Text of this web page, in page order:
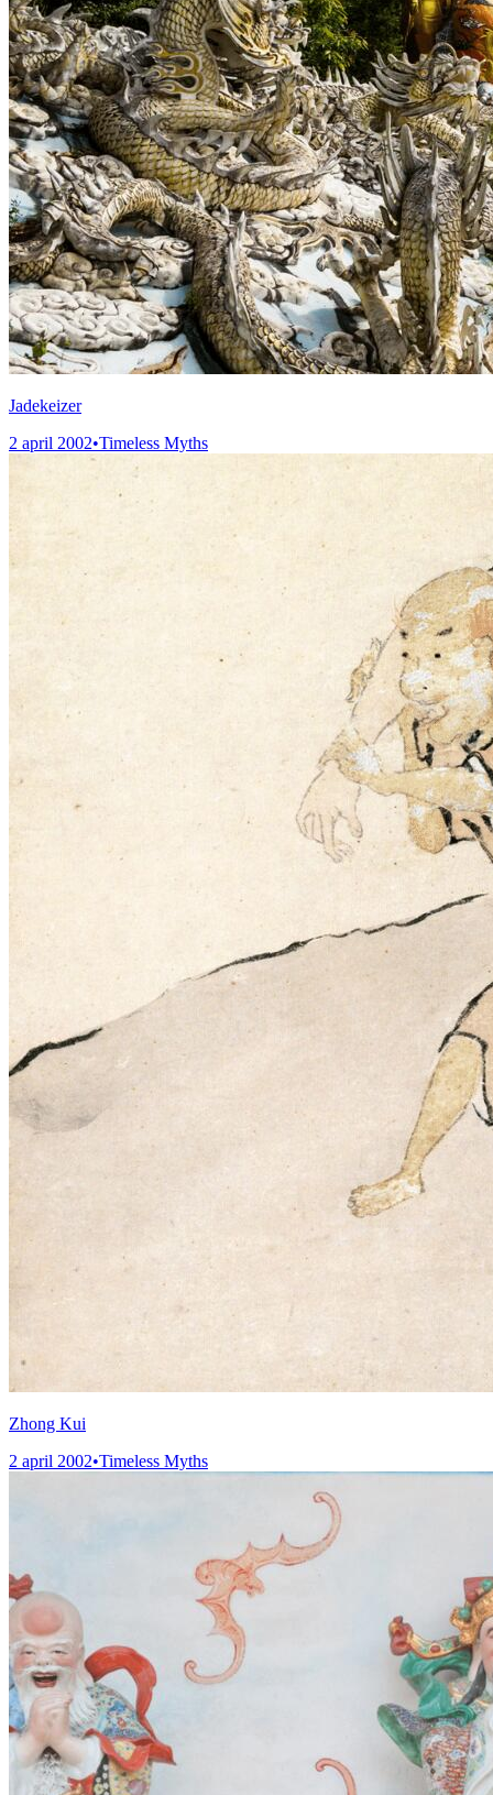
Jadekeizer
2 april 2002•Timeless Myths
Zhong Kui
2 april 2002•Timeless Myths